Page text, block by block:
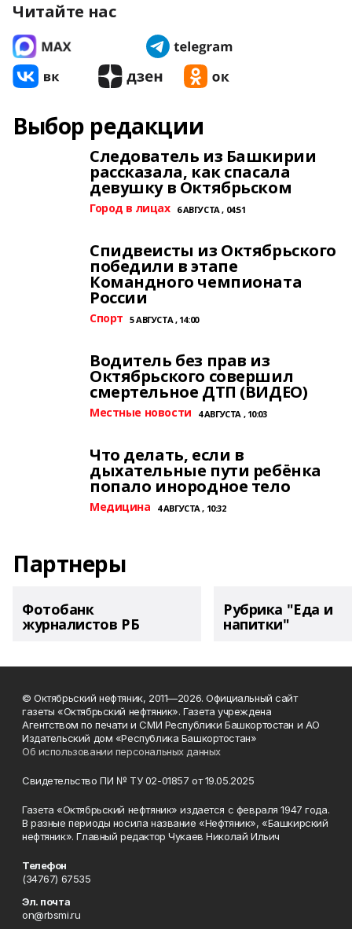
Читайте нас
Выбор редакции
Следователь из Башкирии
рассказала, как спасала
девушку в Октябрьском
Город в лицах 6 АВГУСТА , 04:51
Спидвеисты из Октябрьского
победили в этапе
Командного чемпионата
России
Спорт 5 АВГУСТА , 14:00
Водитель без прав из
Октябрьского совершил
смертельное ДТП (ВИДЕО)
Местные новости 4 АВГУСТА , 10:03
Что делать, если в
дыхательные пути ребёнка
попало инородное тело
Медицина 4 АВГУСТА , 10:32
Партнеры
Фотобанк
журналистов РБ
Рубрика "Еда и
напитки"
© Октябрьский нефтяник, 2011—2026. Официальный сайт
газеты «Октябрьский нефтяник». Газета учреждена
Агентством по печати и СМИ Республики Башкортостан и АО
Издательский дом «Республика Башкортостан»
Об использовании персональных данных
Свидетельство ПИ № ТУ 02-01857 от 19.05.2025
Газета «Октябрьский нефтяник» издается с февраля 1947 года.
В разные периоды носила название «Нефтяник», «Башкирский
нефтяник». Главный редактор Чукаев Николай Ильич
Телефон
(34767) 67535
Эл. почта
on@rbsmi.ru